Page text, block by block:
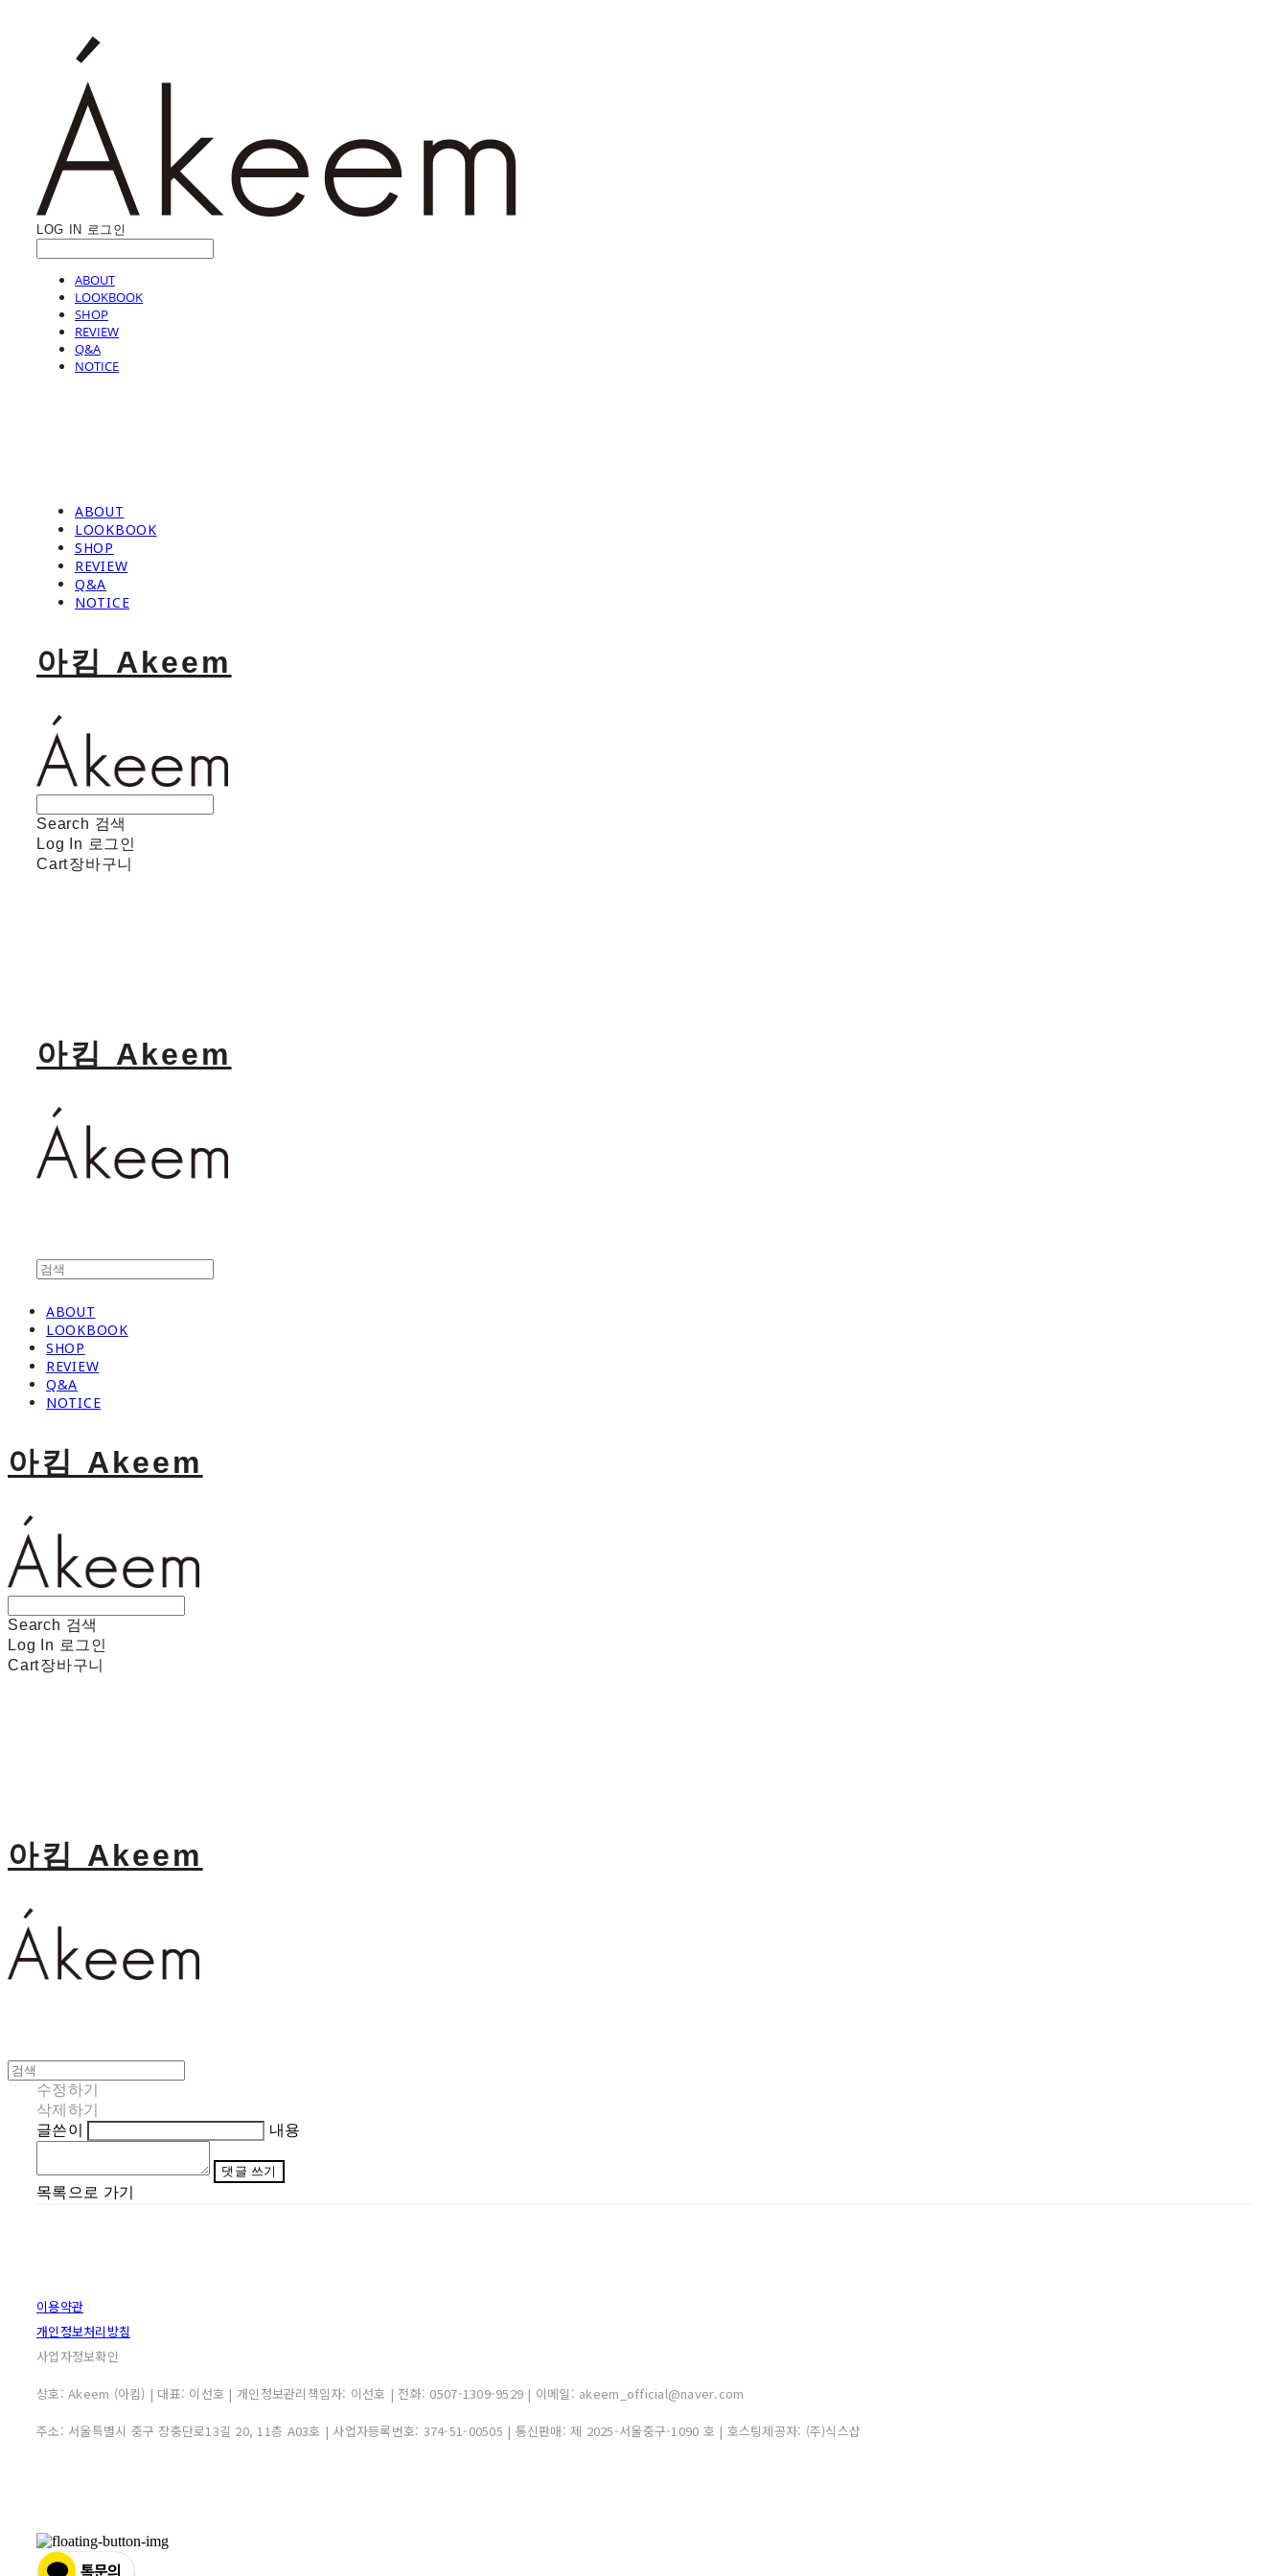
LOG IN 로그인
ABOUT
LOOKBOOK
SHOP
REVIEW
Q&A
NOTICE
ABOUT
LOOKBOOK
SHOP
REVIEW
Q&A
NOTICE
아킴 Akeem
Search 검색
Log In 로그인
Cart장바구니
아킴 Akeem
ABOUT
LOOKBOOK
SHOP
REVIEW
Q&A
NOTICE
아킴 Akeem
Search 검색
Log In 로그인
Cart장바구니
아킴 Akeem
수정하기
삭제하기
글쓴이
내용
댓글 쓰기
목록으로 가기
이용약관
개인정보처리방침
사업자정보확인
상호: Akeem (아킴) | 대표: 이선호 | 개인정보관리책임자: 이선호 | 전화: 0507-1309-9529 | 이메일: akeem_official@naver.com
주소: 서울특별시 중구 장충단로13길 20, 11층 A03호 | 사업자등록번호: 374-51-00505 | 통신판매: 제 2025-서울중구-1090 호 | 호스팅제공자: (주)식스샵